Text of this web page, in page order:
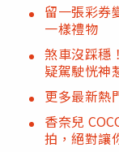
留一張彩券
一樣禮物
煞車沒踩穩
疑駕駛恍神
更多最新熱
香奈兒
拍，絕對讓